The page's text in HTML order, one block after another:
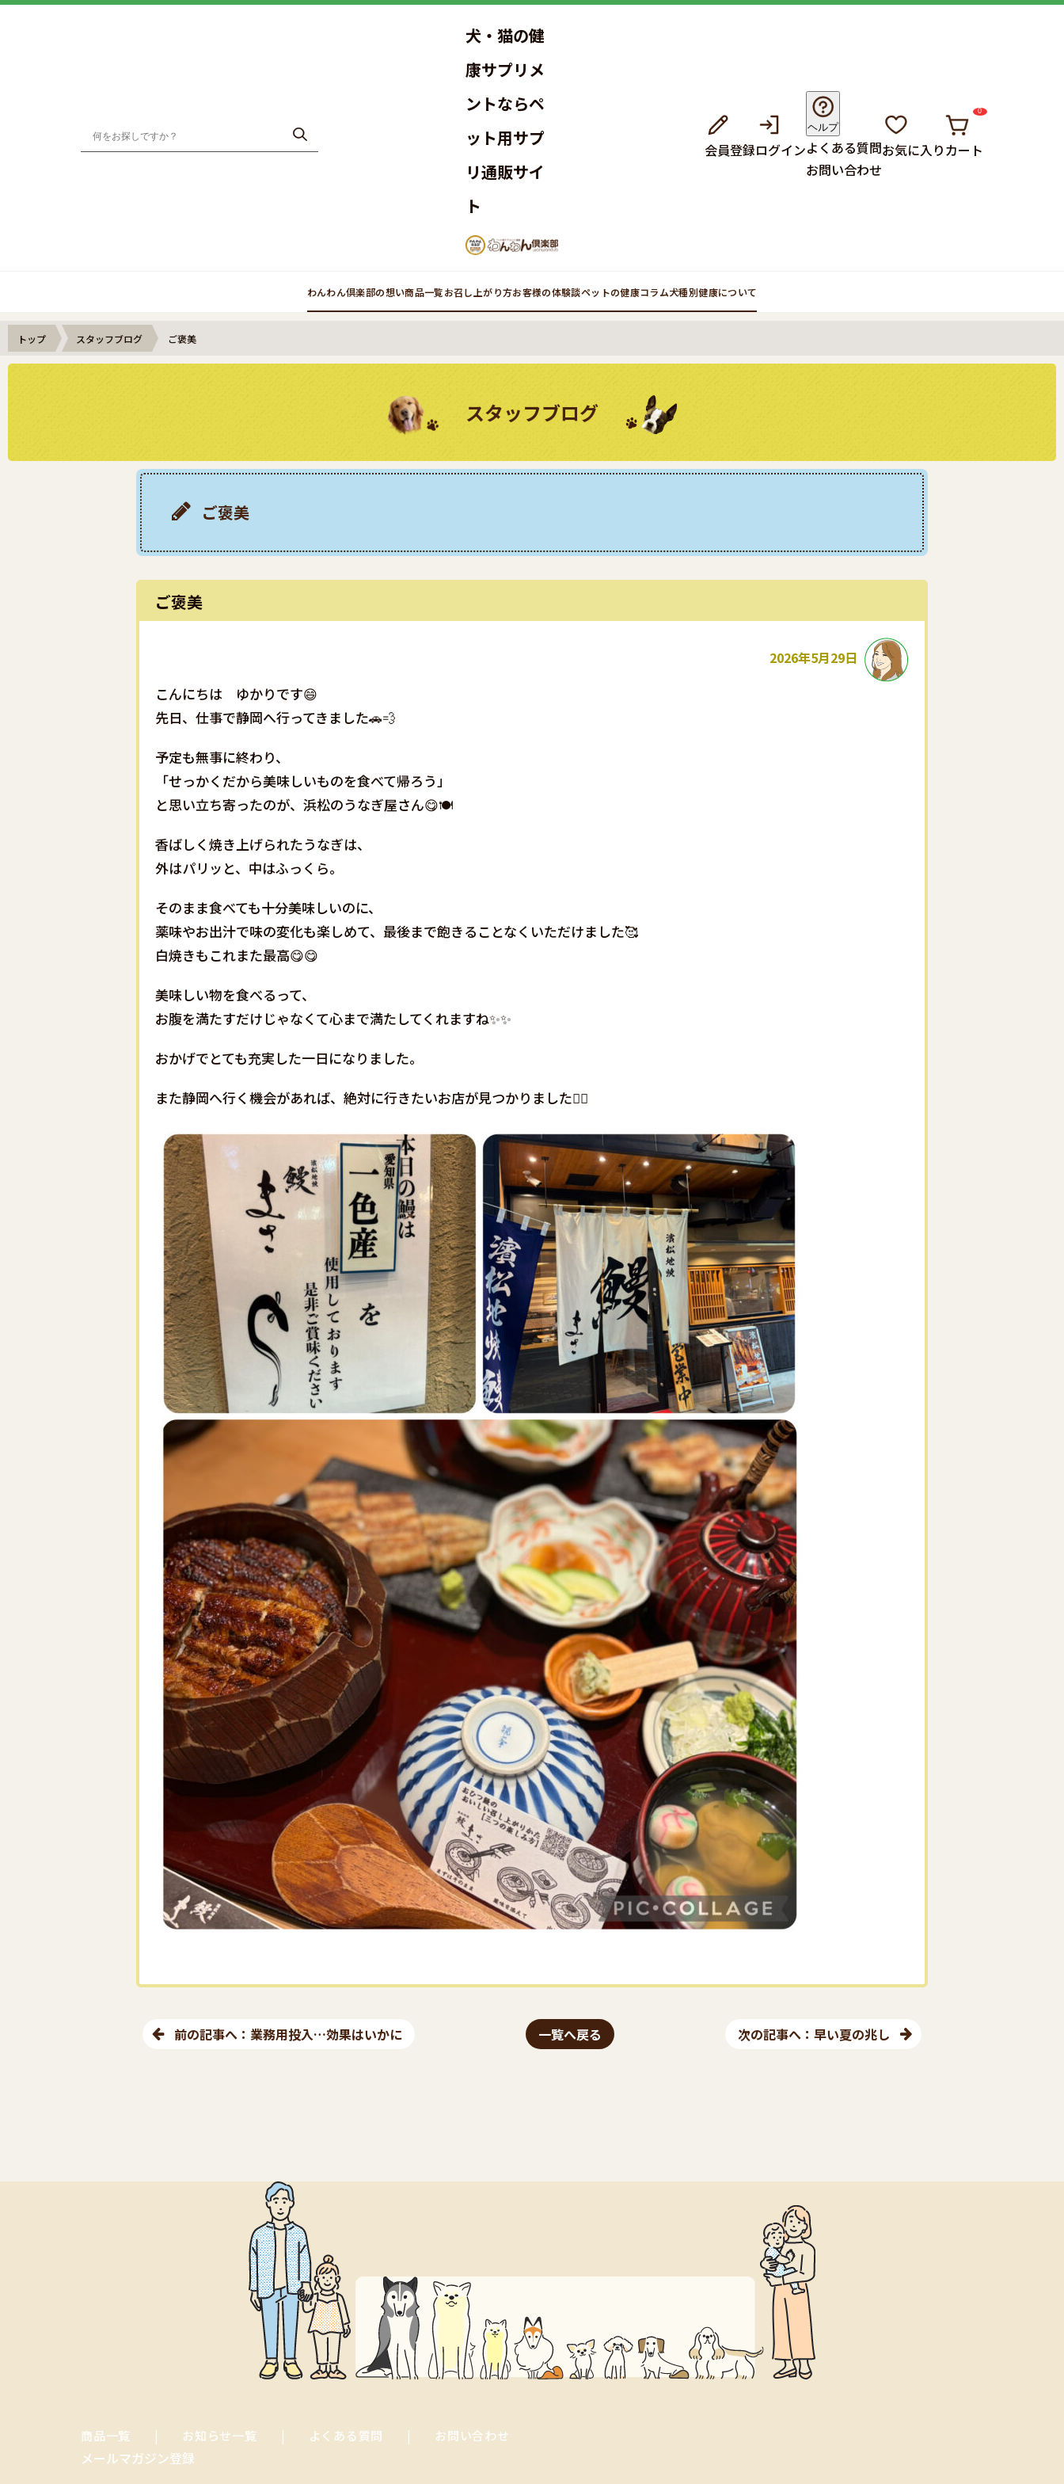
犬・猫の健
康サプリメ
ントならペ
ット用サプ
リ通販サイ
ト
会員登録ログイン
ヘルプ
よくある質問
お問い合わせ
お気に入りカート
0
わんわん倶楽部の想い商品一覧お召し上がり方お客様の体験談ペットの健康コラム犬種別健康について
トップ スタッフブログ ご褒美
スタッフブログ
ご褒美
ご褒美
2026年5月29日
こんにちは ゆかりです😄
先日、仕事で静岡へ行ってきました🚗💨
予定も無事に終わり、
「せっかくだから美味しいものを食べて帰ろう」
と思い立ち寄ったのが、浜松のうなぎ屋さん😋🍽
香ばしく焼き上げられたうなぎは、
外はパリッと、中はふっくら。
そのまま食べても十分美味しいのに、
薬味やお出汁で味の変化も楽しめて、最後まで飽きることなくいただけました🥰
白焼きもこれまた最高😋😋
美味しい物を食べるって、
お腹を満たすだけじゃなくて心まで満たしてくれますね✨✨
おかげでとても充実した一日になりました。
また静岡へ行く機会があれば、絶対に行きたいお店が見つかりました🙋‍♀️
前の記事へ：業務用投入…効果はいかに 一覧へ戻る 次の記事へ：早い夏の兆し
商品一覧 お知らせ一覧 よくある質問 お問い合わせ
メールマガジン登録